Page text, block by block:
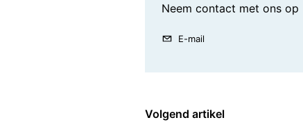
Neem contact met ons op
E-mail
Volgend artikel